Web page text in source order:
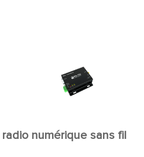
numérique sans fil